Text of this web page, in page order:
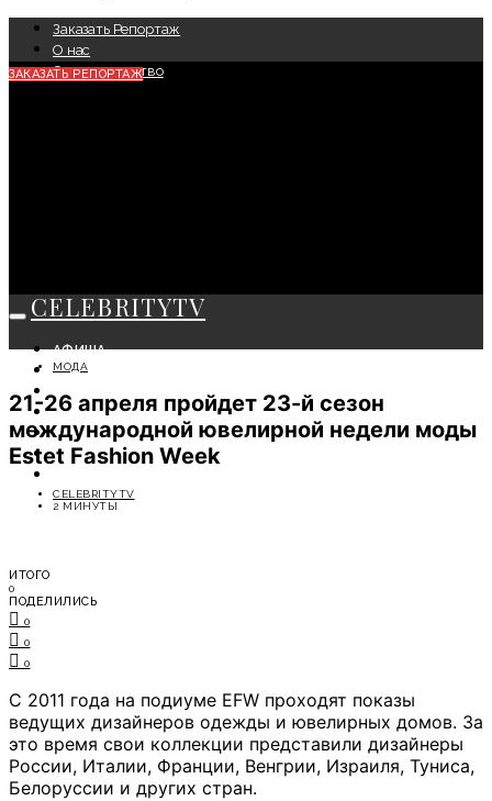
Заказать Репортаж
О нас
Сотрудничество
ЗАКАЗАТЬ РЕПОРТАЖ
CELEBRITYTV
АФИША
СОБЫТИЯ
КРАСОТА
МОДА
ЛИЧНОСТЬ
ОТДЫХ
МОДА
21-26 апреля пройдет 23-й сезон
международной ювелирной недели моды
Estet Fashion Week
CELEBRITYTV
2 МИНУТЫ
ИТОГО
0
ПОДЕЛИЛИСЬ
0
0
0
С 2011 года на подиуме EFW проходят показы
ведущих дизайнеров одежды и ювелирных домов. За
это время свои коллекции представили дизайнеры
России, Италии, Франции, Венгрии, Израиля, Туниса,
Белоруссии и других стран.